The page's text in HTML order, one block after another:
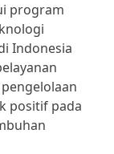
program
Indonesia
positif pada